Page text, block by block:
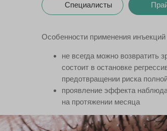
Особенности применения
не всегда можно возвратить
состоит в остановке
предотвращении риска
проявление эффекта
на протяжении месяца
Специалисты